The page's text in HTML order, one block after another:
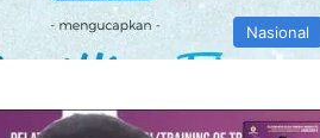
Nasional